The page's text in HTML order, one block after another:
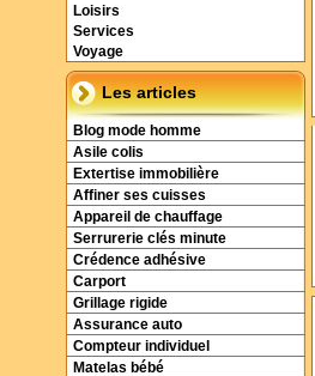
Loisirs
Services
Voyage
Les articles
Blog mode homme
Asile colis
Extertise immobilière
Affiner ses cuisses
Appareil de chauffage
Serrurerie clés minute
Crédence adhésive
Carport
Grillage rigide
Assurance auto
Compteur individuel
Matelas bébé